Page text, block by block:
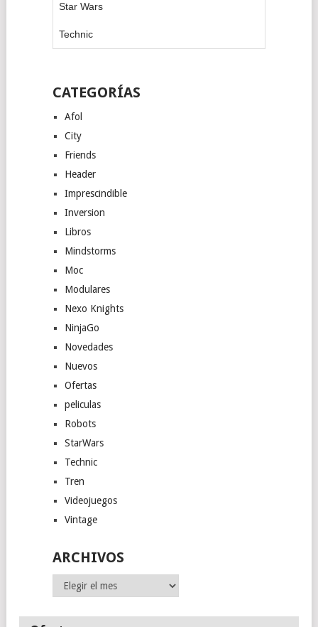
Star Wars
Technic
CATEGORÍAS
Afol
City
Friends
Header
Imprescindible
Inversion
Libros
Mindstorms
Moc
Modulares
Nexo Knights
NinjaGo
Novedades
Nuevos
Ofertas
peliculas
Robots
StarWars
Technic
Tren
Videojuegos
Vintage
ARCHIVOS
Archivos